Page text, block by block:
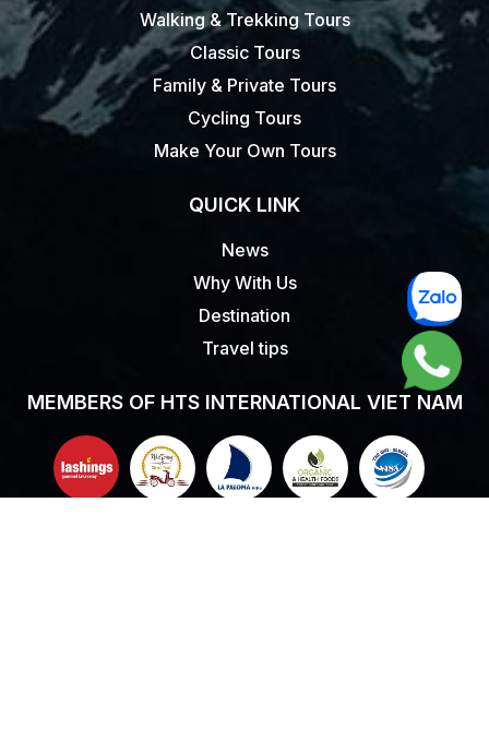
Walking & Trekking Tours
Classic Tours
Family & Private Tours
Cycling Tours
Make Your Own Tours
QUICK LINK
News
Why With Us
Destination
Travel tips
MEMBERS OF HTS INTERNATIONAL VIET NAM